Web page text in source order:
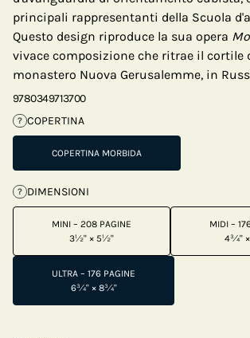
principali rappresentanti della Scuola
Questo design riproduce la sua opera
vivace composizione che ritrae il cortile
monastero Nuova Gerusalemme, in
9780349713700
? COPERTINA
COPERTINA MORBIDA
? DIMENSIONI
MINI – 208 PAGINE
3½" × 5½"
MIDI –
4¾"
ULTRA – 176 PAGINE
6¾" × 8¾"